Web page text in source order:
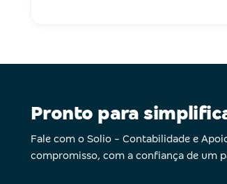
Pronto para
Fale com o Solio - Contabilidade e
compromisso, com a confiança de um